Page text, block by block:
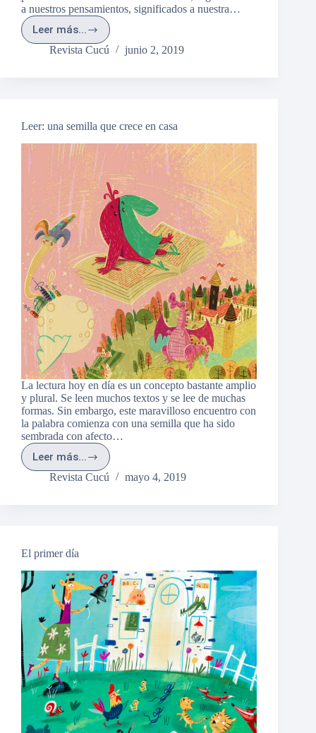
a nuestros pensamientos, significados a nuestra…
Leer más...Palabras,
palabritas,
Revista Cucú junio 2, 2019
Leer: una semilla que crece en casa
La lectura hoy en día es un concepto bastante amplio
y plural. Se leen muchos textos y se lee de muchas
formas. Sin embargo, este maravilloso encuentro con
la palabra comienza con una semilla que ha sido
sembrada con afecto…
Leer más...
Leer:
una
Revista Cucú mayo 4, 2019
El primer día